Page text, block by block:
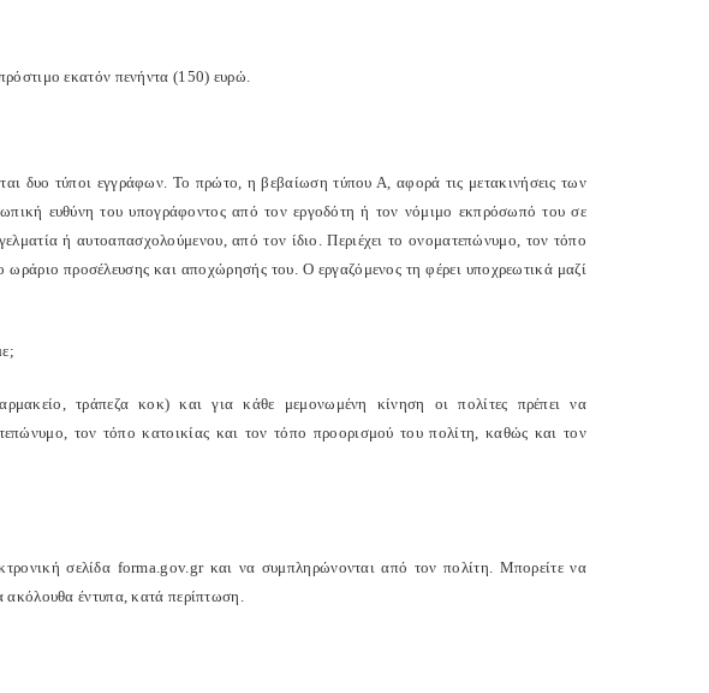
εκατόν πενήντα (150) ευρώ.
δυο τύποι εγγράφων. Το πρώτο, η βεβαίωση τύπου Α, αφορά τις μετακινήσεις των
ευθύνη του υπογράφοντος από τον εργοδότη ή τον νόμιμο εκπρόσωπό του σε
ή αυτοαπασχολούμενου, από τον ίδιο. Περιέχει το ονοματεπώνυμο, τον τόπο
ωράριο προσέλευσης και αποχώρησής του. Ο εργαζόμενος τη φέρει υποχρεωτικά μαζί
τράπεζα κοκ) και για κάθε μεμονωμένη κίνηση οι πολίτες πρέπει να
τον τόπο κατοικίας και τον τόπο προορισμού του πολίτη, καθώς και τον
σελίδα forma.gov.gr και να συμπληρώνονται από τον πολίτη. Μπορείτε να
ακόλουθα έντυπα, κατά περίπτωση.